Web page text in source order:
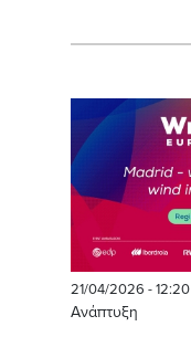
21/04/2026 - 12:20
Ανάπτυξη